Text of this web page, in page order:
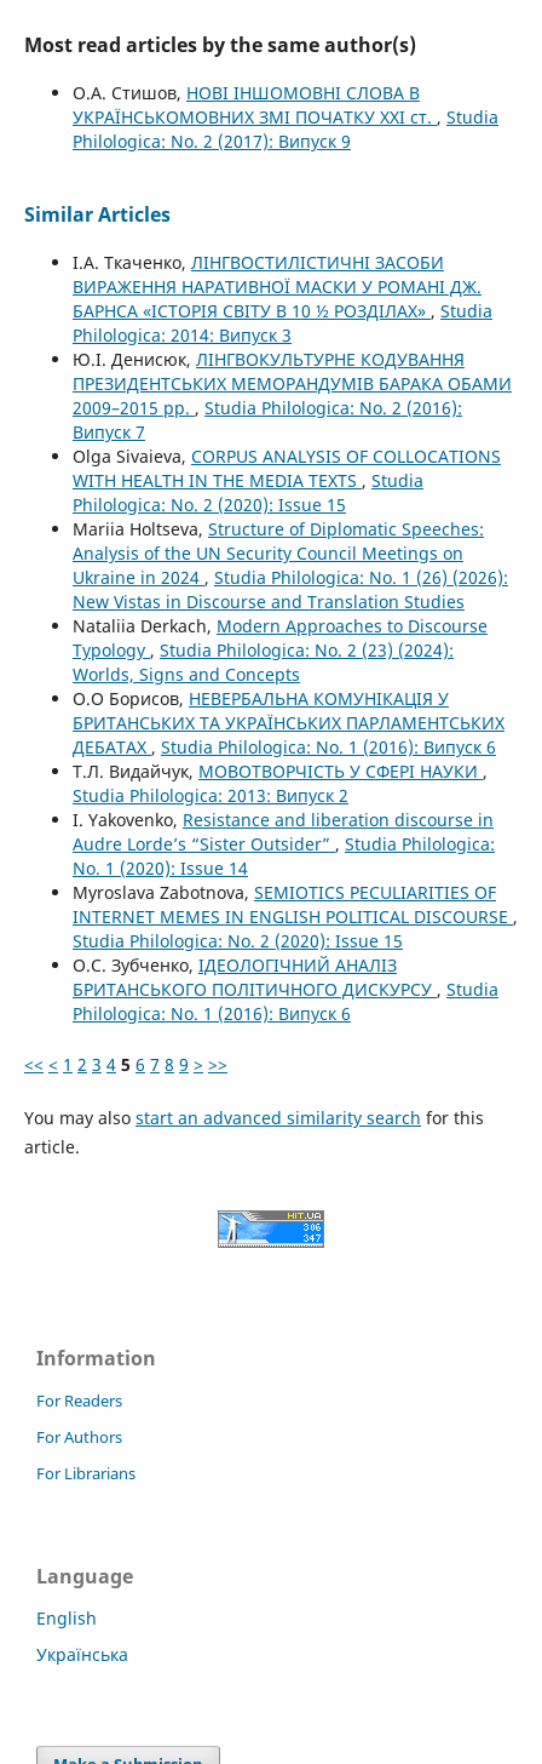
Most read articles by the same author(s)
О.А. Стишов, НОВІ ІНШОМОВНІ СЛОВА В
УКРАЇНСЬКОМОВНИХ ЗМІ ПОЧАТКУ ХХІ ст. , Studia
Philologica: No. 2 (2017): Випуск 9
Similar Articles
І.А. Ткаченко, ЛІНГВОСТИЛІСТИЧНІ ЗАСОБИ
ВИРАЖЕННЯ НАРАТИВНОЇ МАСКИ У РОМАНІ ДЖ.
БАРНСА «ІСТОРІЯ СВІТУ В 10 ½ РОЗДІЛАХ» , Studia
Philologica: 2014: Випуск 3
Ю.І. Денисюк, ЛІНГВОКУЛЬТУРНЕ КОДУВАННЯ
ПРЕЗИДЕНТСЬКИХ МЕМОРАНДУМІВ БАРАКА ОБАМИ
2009–2015 рр. , Studia Philologica: No. 2 (2016):
Випуск 7
Olga Sivaieva, CORPUS ANALYSIS OF COLLOCATIONS
WITH HEALTH IN THE MEDIA TEXTS , Studia
Philologica: No. 2 (2020): Issue 15
Mariia Holtseva, Structure of Diplomatic Speeches:
Analysis of the UN Security Council Meetings on
Ukraine in 2024 , Studia Philologica: No. 1 (26) (2026):
New Vistas in Discourse and Translation Studies
Nataliia Derkach, Modern Approaches to Discourse
Typology , Studia Philologica: No. 2 (23) (2024):
Worlds, Signs and Concepts
О.О Борисов, НЕВЕРБАЛЬНА КОМУНІКАЦІЯ У
БРИТАНСЬКИХ ТА УКРАЇНСЬКИХ ПАРЛАМЕНТСЬКИХ
ДЕБАТАХ , Studia Philologica: No. 1 (2016): Випуск 6
Т.Л. Видайчук, МОВОТВОРЧІСТЬ У СФЕРІ НАУКИ ,
Studia Philologica: 2013: Випуск 2
I. Yakovenko, Resistance and liberation discourse in
Audre Lorde’s “Sister Outsider” , Studia Philologica:
No. 1 (2020): Issue 14
Myroslava Zabotnova, SEMIOTICS PECULIARITIES OF
INTERNET MEMES IN ENGLISH POLITICAL DISCOURSE ,
Studia Philologica: No. 2 (2020): Issue 15
О.С. Зубченко, ІДЕОЛОГІЧНИЙ АНАЛІЗ
БРИТАНСЬКОГО ПОЛІТИЧНОГО ДИСКУРСУ , Studia
Philologica: No. 1 (2016): Випуск 6
<< < 1 2 3 4 5 6 7 8 9 > >>
You may also start an advanced similarity search for this
article.
Information
For Readers
For Authors
For Librarians
Language
English
Українська